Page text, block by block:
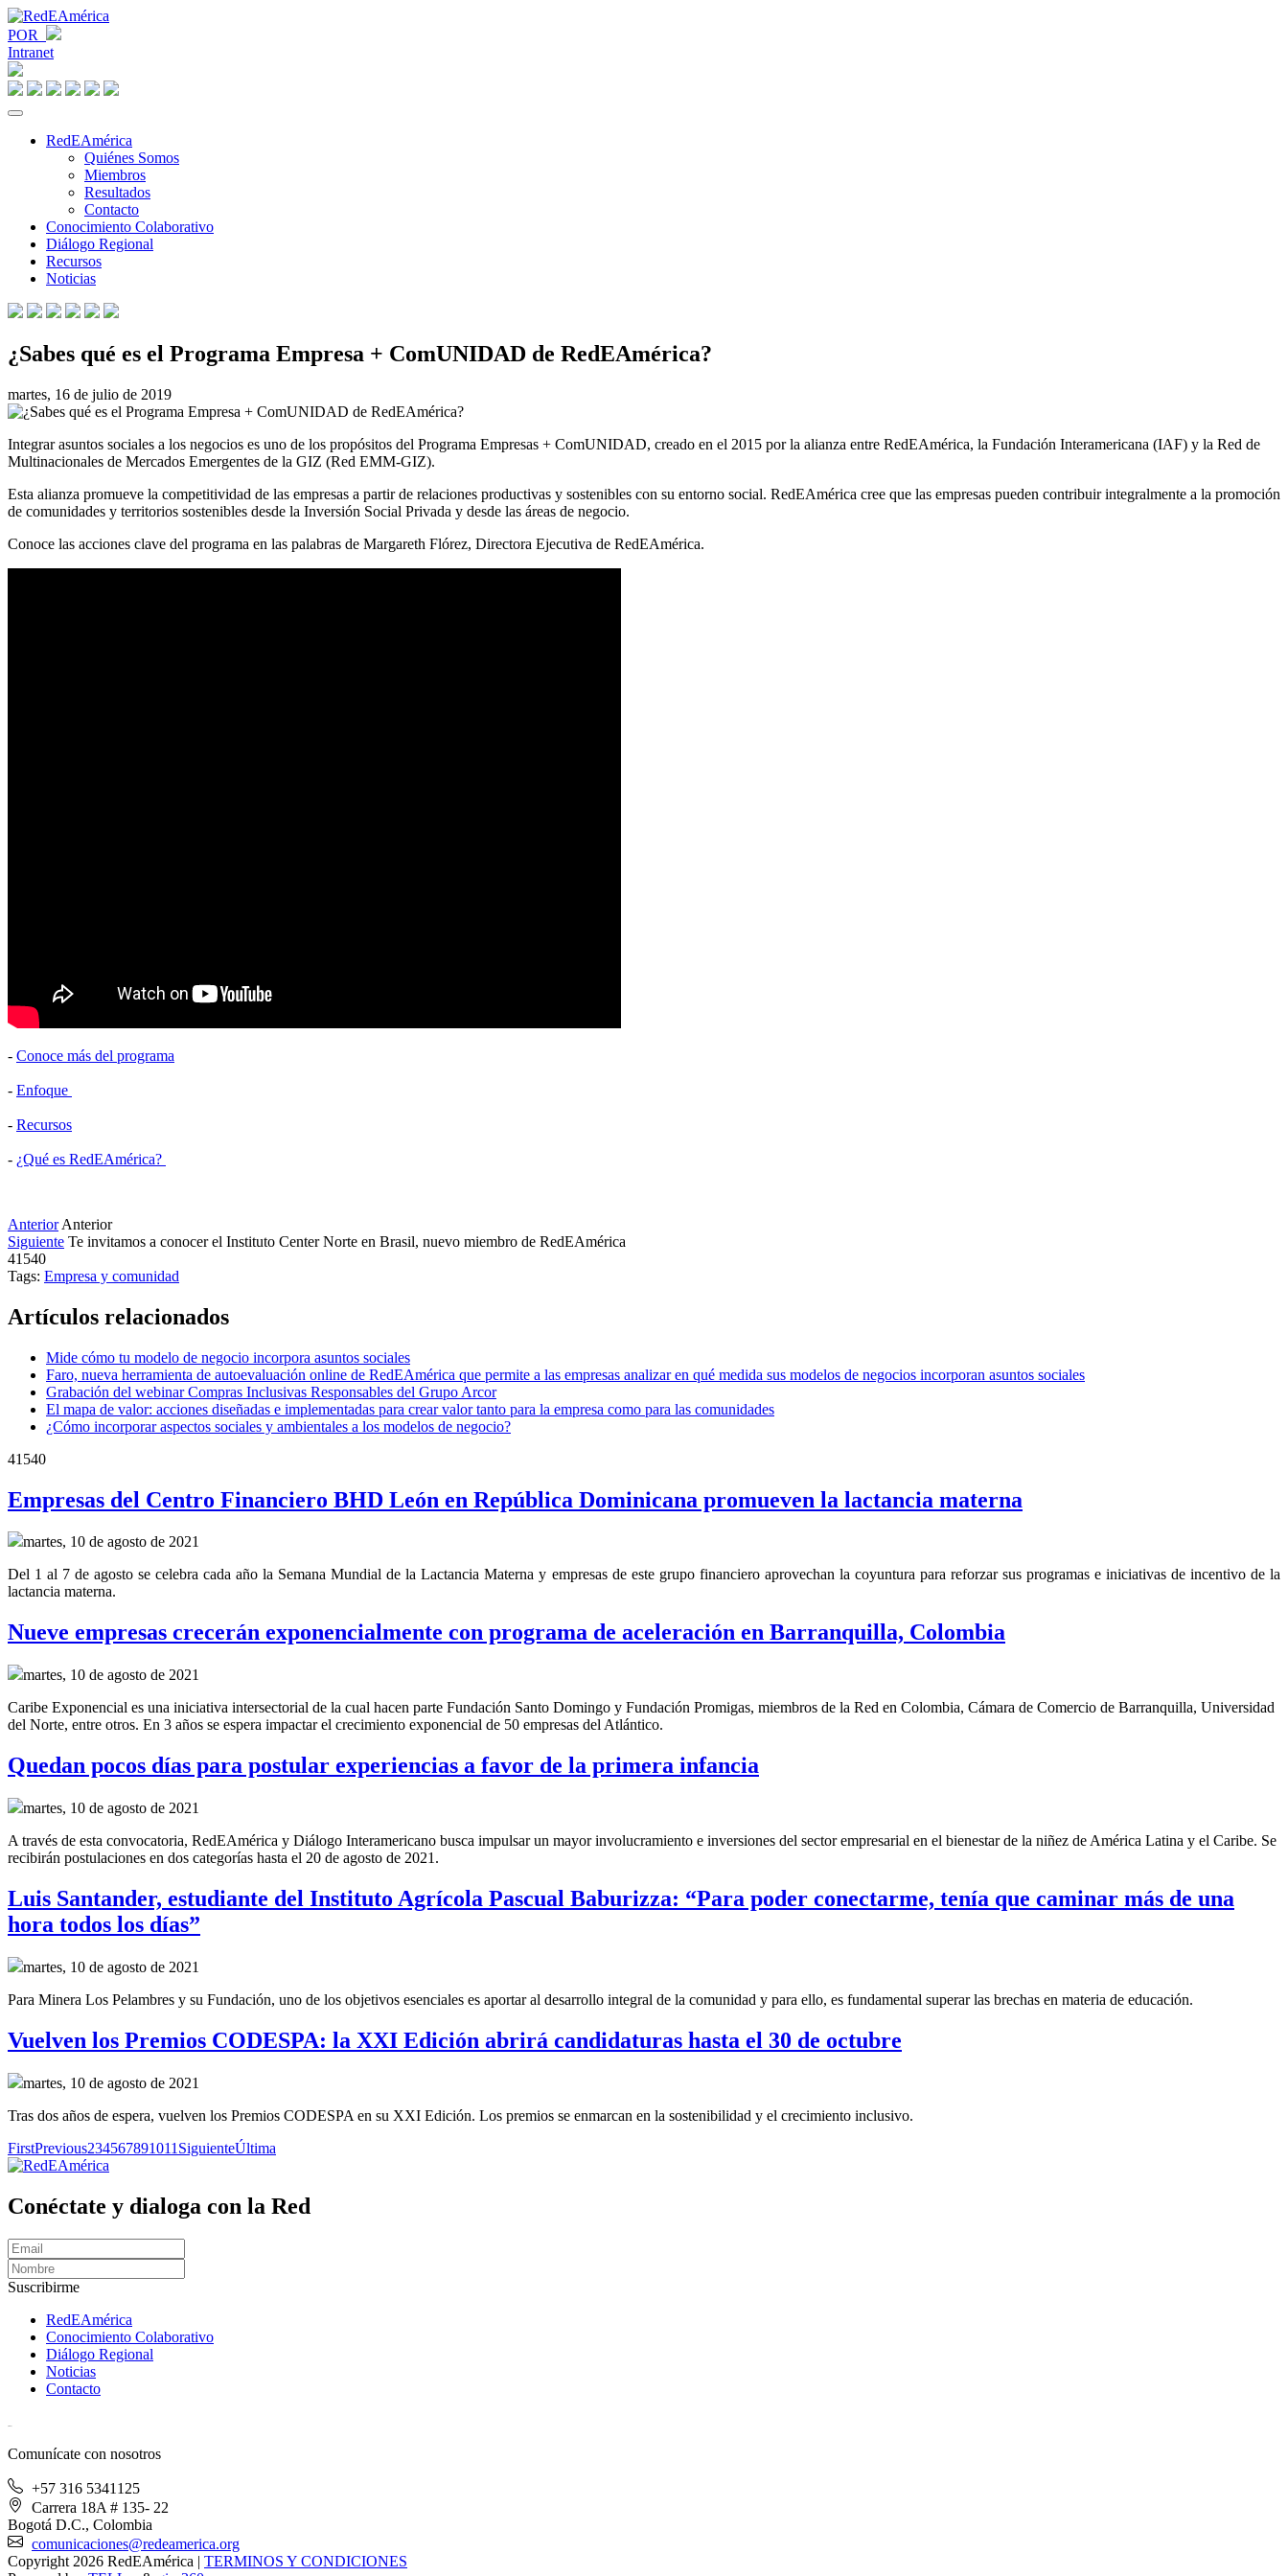
POR
Intranet
RedEAmérica
Quiénes Somos
Miembros
Resultados
Contacto
Conocimiento Colaborativo
Diálogo Regional
Recursos
Noticias
¿Sabes qué es el Programa Empresa + ComUNIDAD de RedEAmérica?
martes, 16 de julio de 2019
Integrar asuntos sociales a los negocios es uno de los propósitos del Programa Empresas + ComUNIDAD, creado en el 2015 por la alianza entre RedEAmérica, la Fundación Interamericana (IAF) y la Red de
Multinacionales de Mercados Emergentes de la GIZ (Red EMM-GIZ).
Esta alianza promueve la competitividad de las empresas a partir de relaciones productivas y sostenibles con su entorno social. RedEAmérica cree que las empresas pueden contribuir integralmente a la promoción
de comunidades y territorios sostenibles desde la Inversión Social Privada y desde las áreas de negocio.
Conoce las acciones clave del programa en las palabras de Margareth Flórez, Directora Ejecutiva de RedEAmérica.
- Conoce más del programa
- Enfoque
- Recursos
- ¿Qué es RedEAmérica?
Anterior Anterior
Siguiente Te invitamos a conocer el Instituto Center Norte en Brasil, nuevo miembro de RedEAmérica
41540
Tags: Empresa y comunidad
Artículos relacionados
Mide cómo tu modelo de negocio incorpora asuntos sociales
Faro, nueva herramienta de autoevaluación online de RedEAmérica que permite a las empresas analizar en qué medida sus modelos de negocios incorporan asuntos sociales
Grabación del webinar Compras Inclusivas Responsables del Grupo Arcor
El mapa de valor: acciones diseñadas e implementadas para crear valor tanto para la empresa como para las comunidades
¿Cómo incorporar aspectos sociales y ambientales a los modelos de negocio?
41540
Empresas del Centro Financiero BHD León en República Dominicana promueven la lactancia materna
martes, 10 de agosto de 2021
Del 1 al 7 de agosto se celebra cada año la Semana Mundial de la Lactancia Materna y empresas de este grupo financiero aprovechan la coyuntura para reforzar sus programas e iniciativas de incentivo de la
lactancia materna.
Nueve empresas crecerán exponencialmente con programa de aceleración en Barranquilla, Colombia
martes, 10 de agosto de 2021
Caribe Exponencial es una iniciativa intersectorial de la cual hacen parte Fundación Santo Domingo y Fundación Promigas, miembros de la Red en Colombia, Cámara de Comercio de Barranquilla, Universidad
del Norte, entre otros. En 3 años se espera impactar el crecimiento exponencial de 50 empresas del Atlántico.
Quedan pocos días para postular experiencias a favor de la primera infancia
martes, 10 de agosto de 2021
A través de esta convocatoria, RedEAmérica y Diálogo Interamericano busca impulsar un mayor involucramiento e inversiones del sector empresarial en el bienestar de la niñez de América Latina y el Caribe. Se
recibirán postulaciones en dos categorías hasta el 20 de agosto de 2021.
Luis Santander, estudiante del Instituto Agrícola Pascual Baburizza: “Para poder conectarme, tenía que caminar más de una
hora todos los días”
martes, 10 de agosto de 2021
Para Minera Los Pelambres y su Fundación, uno de los objetivos esenciales es aportar al desarrollo integral de la comunidad y para ello, es fundamental superar las brechas en materia de educación.
Vuelven los Premios CODESPA: la XXI Edición abrirá candidaturas hasta el 30 de octubre
martes, 10 de agosto de 2021
Tras dos años de espera, vuelven los Premios CODESPA en su XXI Edición. Los premios se enmarcan en la sostenibilidad y el crecimiento inclusivo.
FirstPrevious234567891011 SiguienteÚltima
Conéctate y dialoga con la Red
Suscribirme
RedEAmérica
Conocimiento Colaborativo
Diálogo Regional
Noticias
Contacto
Comunícate con nosotros
+57 316 5341125
Carrera 18A # 135- 22
Bogotá D.C., Colombia
comunicaciones@redeamerica.org
Copyright 2026 RedEAmérica | TERMINOS Y CONDICIONES